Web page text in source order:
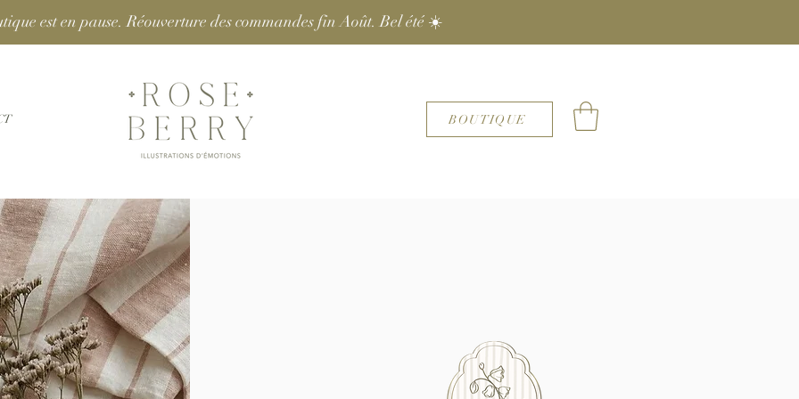
est en pause. Réouverture des commandes fin Août. Bel été ☀️
BOUTIQUE